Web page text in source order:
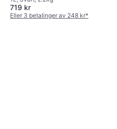
719 kr
Eller 3 betalinger av 248 kr*